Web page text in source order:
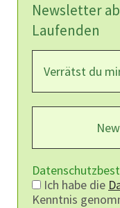
Newsletter
Laufenden
Ich habe die
Kenntnis